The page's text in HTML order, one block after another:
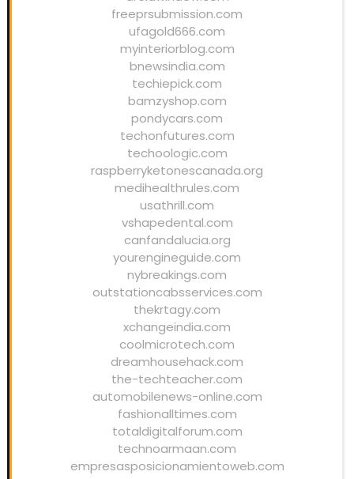
freeprsubmission.com
ufagold666.com
myinteriorblog.com
bnewsindia.com
techiepick.com
bamzyshop.com
pondycars.com
techonfutures.com
techoologic.com
raspberryketonescanada.org
medihealthrules.com
usathrill.com
vshapedental.com
canfandalucia.org
yourengineguide.com
nybreakings.com
outstationcabsservices.com
thekrtagy.com
xchangeindia.com
coolmicrotech.com
dreamhousehack.com
the-techteacher.com
automobilenews-online.com
fashionalltimes.com
totaldigitalforum.com
technoarmaan.com
empresasposicionamientoweb.com